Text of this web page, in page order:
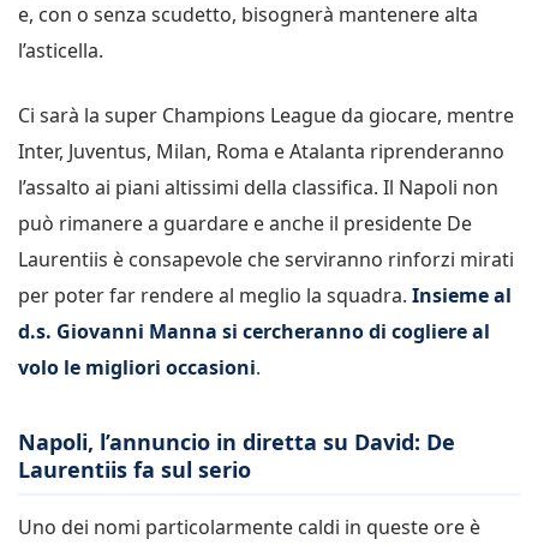
e, con o senza scudetto, bisognerà mantenere alta
l’asticella.
Ci sarà la super Champions League da giocare, mentre
Inter, Juventus, Milan, Roma e Atalanta riprenderanno
l’assalto ai piani altissimi della classifica. Il Napoli non
può rimanere a guardare e anche il presidente De
Laurentiis è consapevole che serviranno rinforzi mirati
per poter far rendere al meglio la squadra. Insieme al
d.s. Giovanni Manna si cercheranno di cogliere al
volo le migliori occasioni.
Napoli, l’annuncio in diretta su David: De
Laurentiis fa sul serio
Uno dei nomi particolarmente caldi in queste ore è